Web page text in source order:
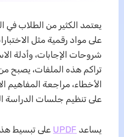
على مواد رقمية مثل
شروحات الإجابات، وأدلة
تراكم هذه الملفات، يصبح
الأخطاء، مراجعة المفاهيم
على تنظيم جلسات الدراسة
يساعد UPDF على تبسيط